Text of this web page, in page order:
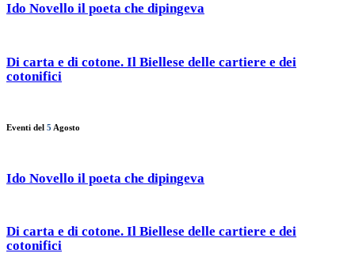
Ido Novello il poeta che dipingeva
Di carta e di cotone. Il Biellese delle cartiere e dei
cotonifici
Eventi del 5 Agosto
Ido Novello il poeta che dipingeva
Di carta e di cotone. Il Biellese delle cartiere e dei
cotonifici